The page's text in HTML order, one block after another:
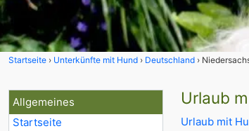
Startseite Unterkünfte mit Hund Deutschland
Allgemeines
Startseite
Urlaub
Urlaub mit